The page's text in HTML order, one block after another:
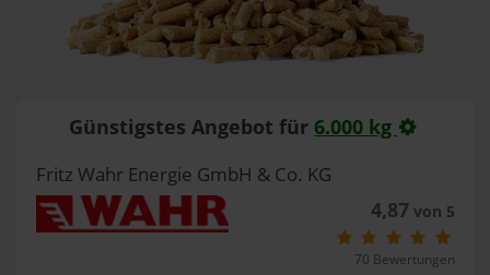
Günstigstes Angebot für 6.000 kg
Fritz Wahr Energie GmbH & Co. KG
4,87von 5
70 Bewertungen